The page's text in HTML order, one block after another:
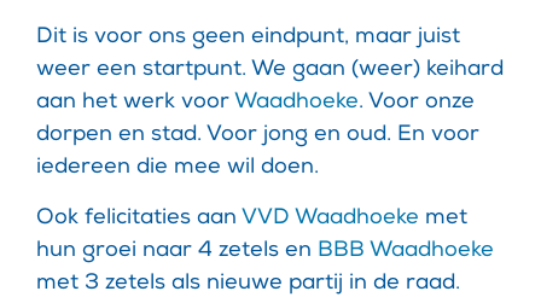
Dit is voor ons geen eindpunt, maar juist
weer een startpunt. We gaan (weer) keihard
aan het werk voor Waadhoeke. Voor onze
dorpen en stad. Voor jong en oud. En voor
iedereen die mee wil doen.
Ook felicitaties aan VVD Waadhoeke met
hun groei naar 4 zetels en BBB Waadhoeke
met 3 zetels als nieuwe partij in de raad.